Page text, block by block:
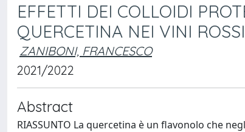
EFFETTI DEI COLLOIDI
QUERCETINA NEI VINI ROSSI
ZANIBONI, FRANCESCO
2021/2022
Abstract
RIASSUNTO La quercetina è un flavonolo che